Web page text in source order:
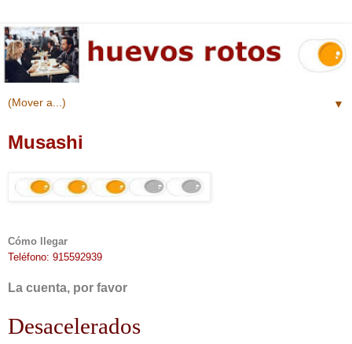
▼
Musashi
Cómo llegar
Teléfono: 915592939
La cuenta, por favor
Desacelerados